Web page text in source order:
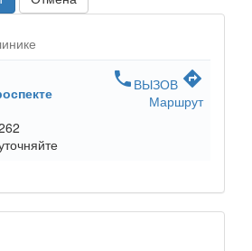
phone ВЫЗОВ directions
Маршрут